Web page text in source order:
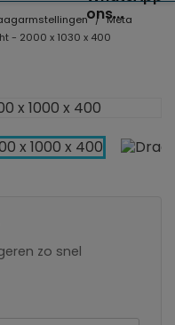
Meta
- 2000 x 1030 x 400
zo snel